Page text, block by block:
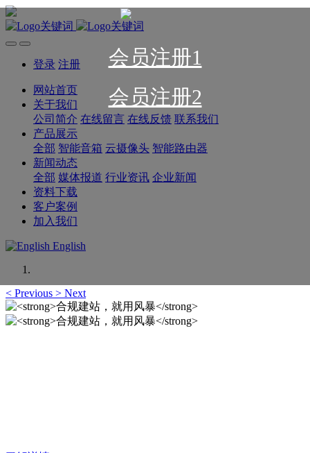
会员注册1
会员注册2
登录 注册
网站首页
关于我们
公司简介 在线留言 在线反馈 联系我们
产品展示
全部 智能音箱 云摄像头 智能路由器
新闻动态
全部 媒体报道 行业资讯 企业新闻
资料下载
客户案例
加入我们
English
< Previous > Next